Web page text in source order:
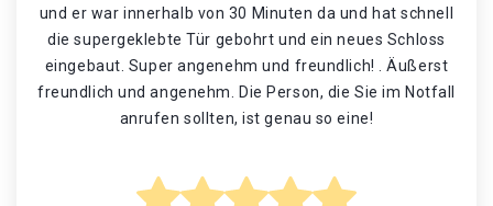
und er war innerhalb von 30 Minuten da und hat schnell
die supergeklebte Tür gebohrt und ein neues Schloss
eingebaut. Super angenehm und freundlich! . Äußerst
freundlich und angenehm. Die Person, die Sie im Notfall
anrufen sollten, ist genau so eine!